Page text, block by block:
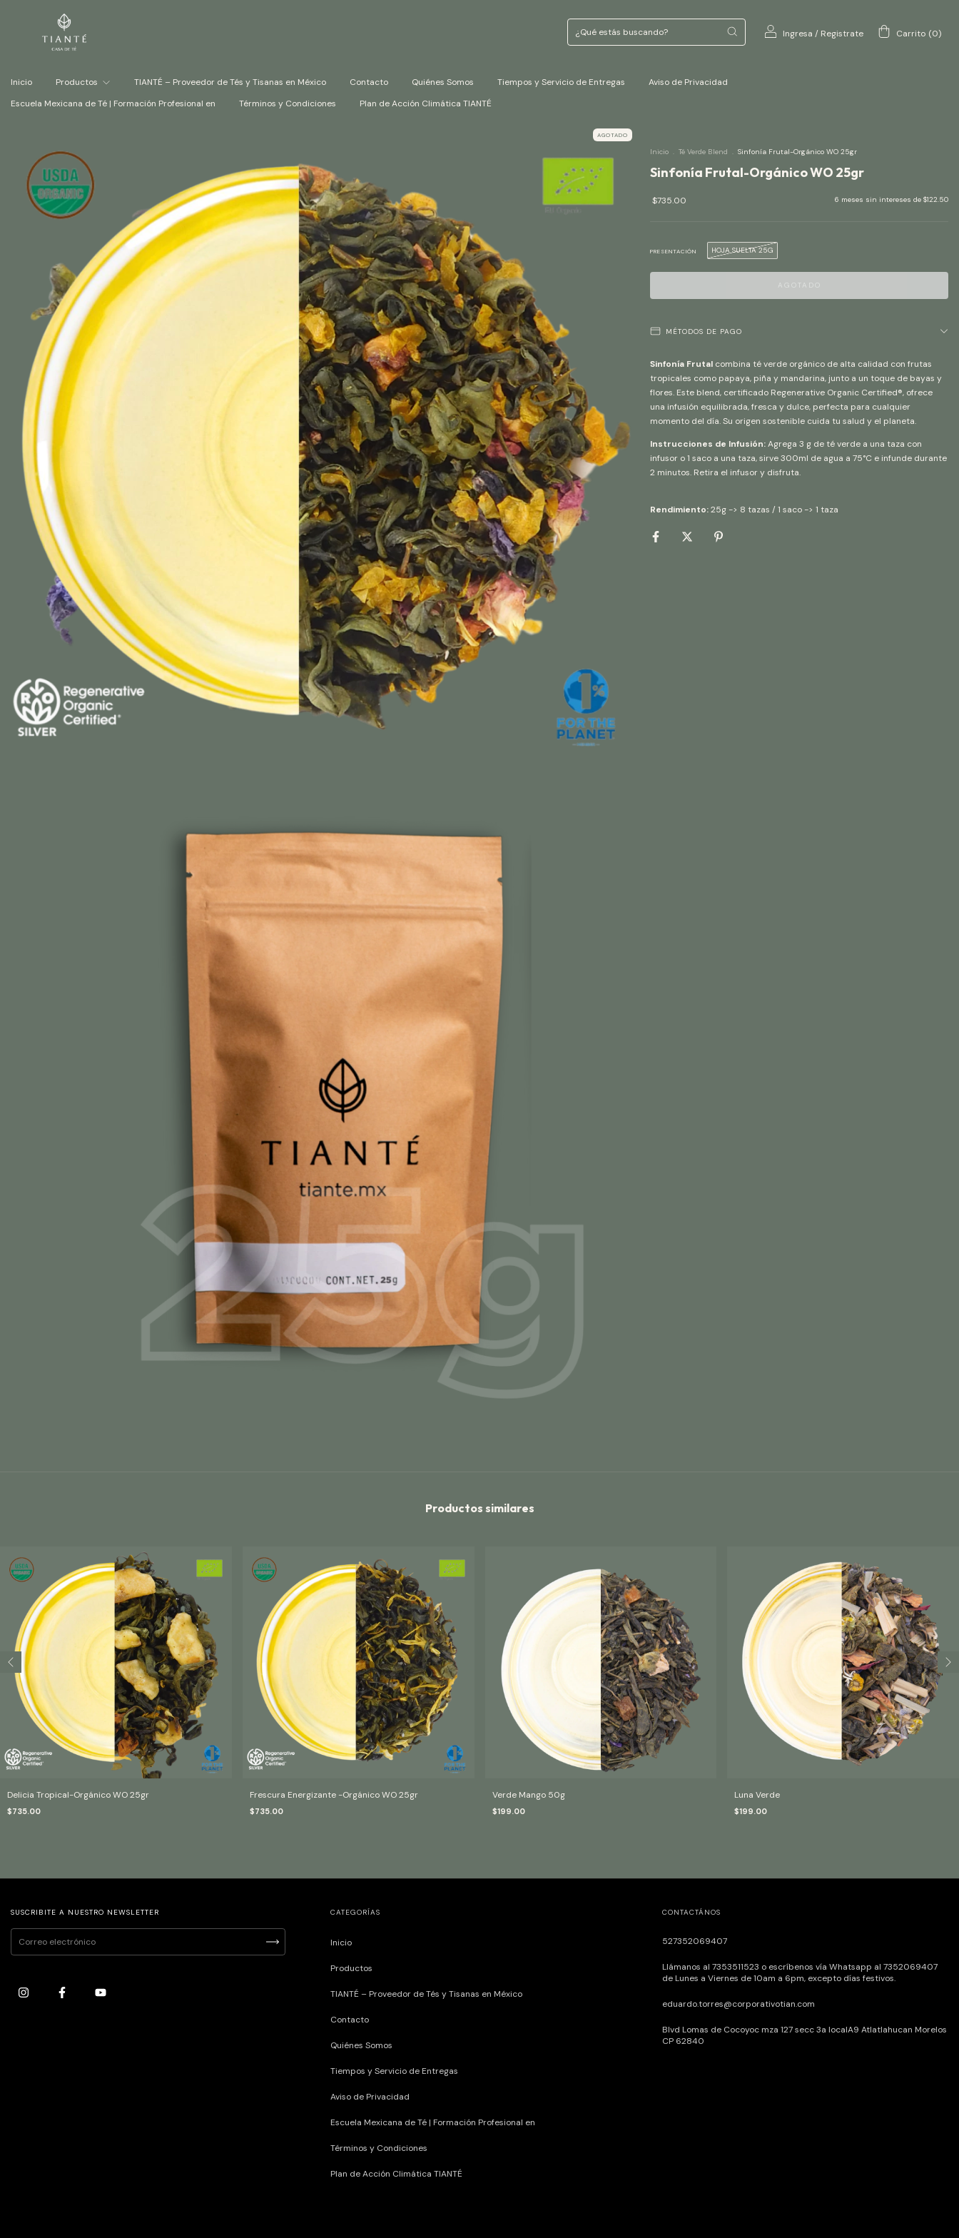
Ingresa / Registrate Carrito (0)
Inicio Productos TIANTÉ – Proveedor de Tés y Tisanas en México Contacto Quiénes Somos Tiempos y Servicio de Entregas
Aviso de Privacidad
Escuela Mexicana de Té | Formación Profesional en
Términos y Condiciones Plan de Acción Climática TIANTÉ
AGOTADO
Inicio . Té Verde Blend . Sinfonía Frutal-Orgánico WO 25gr
Sinfonía Frutal-Orgánico WO 25gr
$735.00 6 meses sin intereses de $122.50
PRESENTACIÓN HOJA SUELTA 25G
MÉTODOS DE PAGO
Sinfonía Frutal combina té verde orgánico de alta calidad con frutas
tropicales como papaya, piña y mandarina, junto a un toque de bayas y
flores. Este blend, certificado Regenerative Organic Certified®, ofrece
una infusión equilibrada, fresca y dulce, perfecta para cualquier
momento del día. Su origen sostenible cuida tu salud y el planeta.
Instrucciones de Infusión:Agrega 3 g de té verde a una taza con
infusor o 1 saco a una taza, sirve 300ml de agua a 75°C e infunde durante
2 minutos. Retira el infusor y disfruta.
Rendimiento:25g -> 8 tazas / 1 saco -> 1 taza
Productos similares
Delicia Tropical-Orgánico WO 25gr
$735.00
Frescura Energizante -Orgánico WO 25gr
$735.00
Verde Mango 50g
$199.00
Luna Verde
$199.00
SUSCRIBITE A NUESTRO NEWSLETTER CATEGORÍAS
Inicio
Productos
TIANTÉ – Proveedor de Tés y Tisanas en México
Contacto
Quiénes Somos
Tiempos y Servicio de Entregas
Aviso de Privacidad
Escuela Mexicana de Té | Formación Profesional en
Términos y Condiciones
Plan de Acción Climática TIANTÉ
CONTACTÁNOS
527352069407
Llámanos al 7353511523 o escríbenos vía Whatsapp al 7352069407
de Lunes a Viernes de 10am a 6pm, excepto días festivos.
eduardo.torres@corporativotian.com
Blvd Lomas de Cocoyoc mza 127 secc 3a localA9 Atlatlahucan Morelos
CP 62840